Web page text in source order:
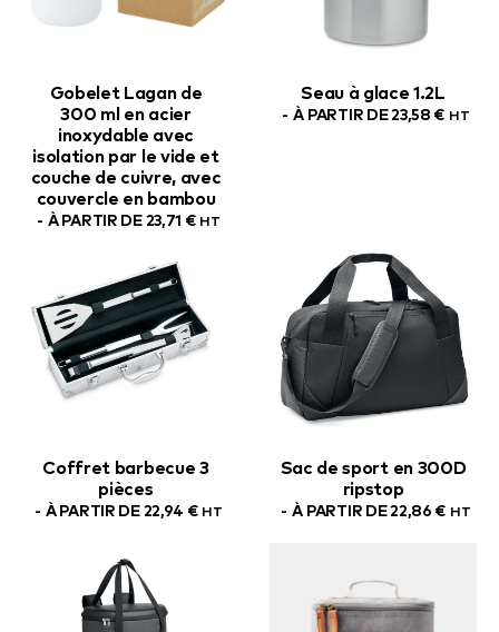
Gobelet Lagan de
300 ml en acier
inoxydable avec
isolation par le vide et
couche de cuivre, avec
couvercle en bambou
À PARTIR DE23,71 € HT
Seau à glace 1.2L
À PARTIR DE23,58 € HT
Coffret barbecue 3
pièces
À PARTIR DE22,94 € HT
Sac de sport en 300D
ripstop
À PARTIR DE22,86 € HT